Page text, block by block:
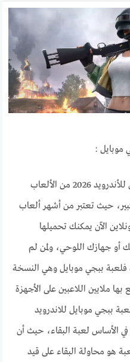
موبايل :
تعتبر لعبة ببجي موبايل للأندرويد 2026 من الألعاب
حيث تعتبر من أشهر ألعاب
الآن يمكنك تحميلها
أو جهازك اللوحي، ولمن لم
ببجي موبايل وهي النسخة
ملايين اللاعبين على الأجهزة
ببجي موبايل للاندرويد
PUBG MOBILE APK في الأساس لعبة البقاء، حيث أن
هو محاولة البقاء على قيد